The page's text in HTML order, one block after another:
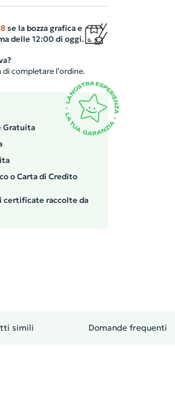
stampa in
il prodotto
gadget ecologico,
la vostra azienda in
se la bozza grafica e
delle 12:00 di oggi.
completare l’ordine.
Gratuita
o Carta di Credito
certificate raccolte da
simili Domande frequenti